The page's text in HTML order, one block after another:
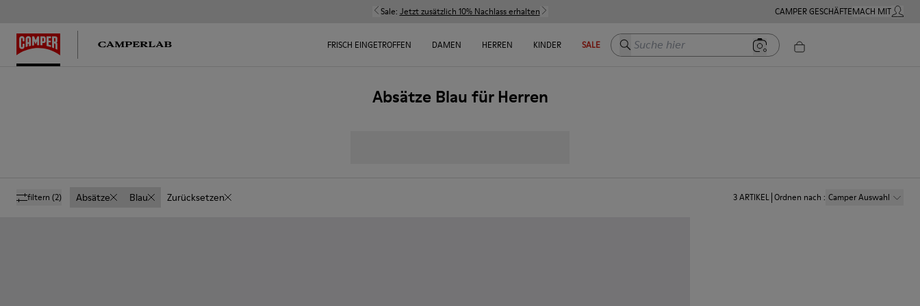
Sale: Jetzt zusätzlich 10% Nachlass erhalten CAMPER GESCHÄFTEMACH MITMEIN
FRISCH EINGETROFFEN DAMEN HERREN KINDER SALE Suche hier
Absätze Blau für Herren
filtern (2) Absätze Blau Zurücksetzen 3ARTIKEL Ordnen nach : Camper Auswahl